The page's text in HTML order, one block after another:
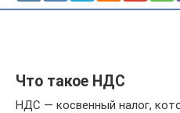
Что такое НДС
НДС — косвенный налог,